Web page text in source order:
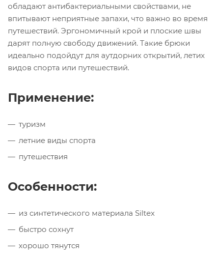
обладают антибактериальными свойствами, не
впитывают неприятные запахи, что важно во время
путешествий. Эргономичный крой и плоские швы
дарят полную свободу движений. Такие брюки
идеально подойдут для аутдорних открытий, летих
видов спорта или путешествий.
Применение:
туризм
летние виды спорта
путешествия
Особенности:
из синтетического материала Siltex
быстро сохнут
хорошо тянутся